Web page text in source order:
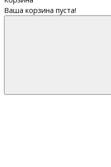
Ваша корзина пуста!